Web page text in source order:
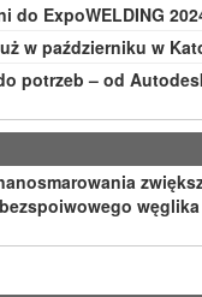
do ExpoWELDING
w październiku w
potrzeb – od